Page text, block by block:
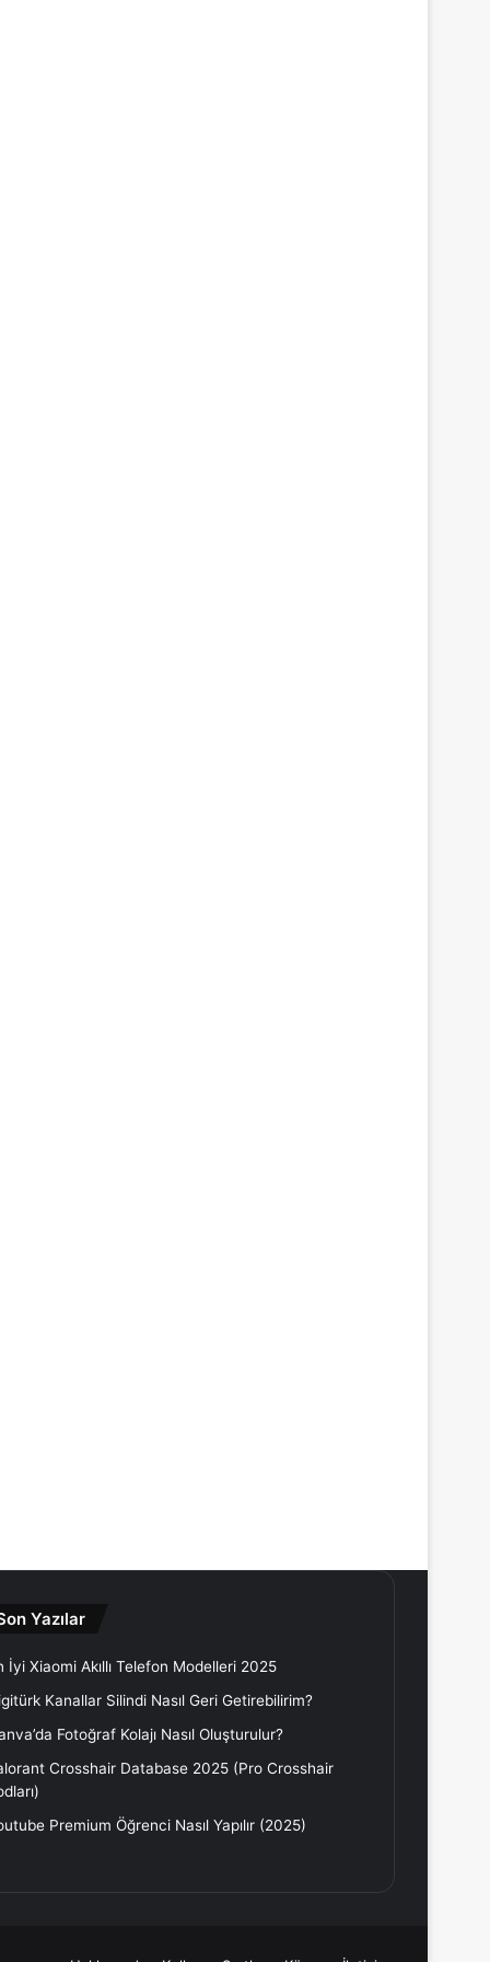
Yazılar
İyi Xiaomi Akıllı Telefon Modelleri 2025
Kanallar Silindi Nasıl Geri Getirebilirim?
Fotoğraf Kolajı Nasıl Oluşturulur?
Crosshair Database 2025 (Pro Crosshair
Premium Öğrenci Nasıl Yapılır (2025)